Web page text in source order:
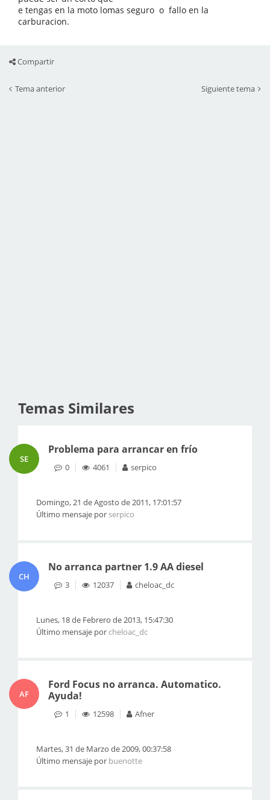
e tengas en la moto lomas seguro o fallo en la
carburacion.
Compartir
Tema anterior Siguiente tema
Temas Similares
SE
Problema para arrancar en frío
0 4061 serpico
Domingo, 21 de Agosto de 2011, 17:01:57
Último mensaje porserpico
CH
No arranca partner 1.9 AA diesel
3 12037 cheloac_dc
Lunes, 18 de Febrero de 2013, 15:47:30
Último mensaje porcheloac_dc
AF
Ford Focus no arranca. Automatico.
Ayuda!
1 12598 Afner
Martes, 31 de Marzo de 2009, 00:37:58
Último mensaje por buenotte